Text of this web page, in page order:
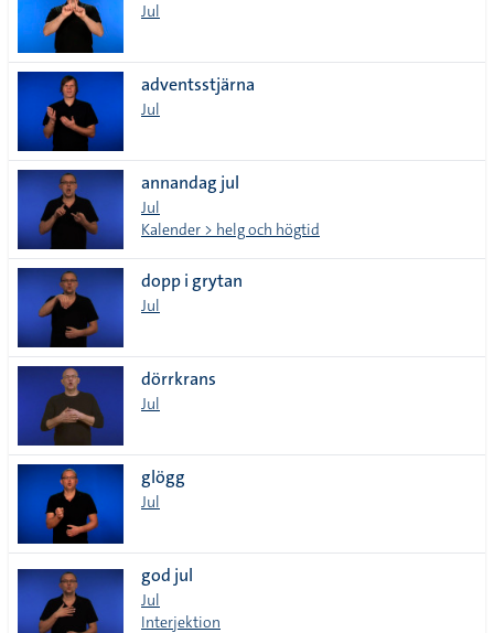
Jul
adventsstjärna
Jul
annandag jul
Jul
Kalender > helg och högtid
dopp i grytan
Jul
dörrkrans
Jul
glögg
Jul
god jul
Jul
Interjektion